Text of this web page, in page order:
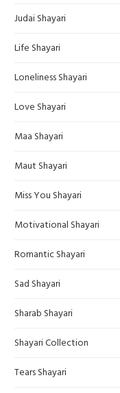
Judai Shayari
Life Shayari
Loneliness Shayari
Love Shayari
Maa Shayari
Maut Shayari
Miss You Shayari
Motivational Shayari
Romantic Shayari
Sad Shayari
Sharab Shayari
Shayari Collection
Tears Shayari